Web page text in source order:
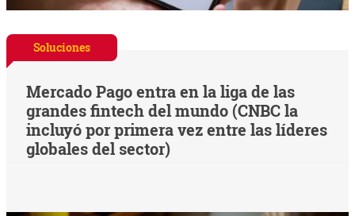
Soluciones
Mercado Pago entra en la liga de las
grandes fintech del mundo (CNBC la
incluyó por primera vez entre las líderes
globales del sector)